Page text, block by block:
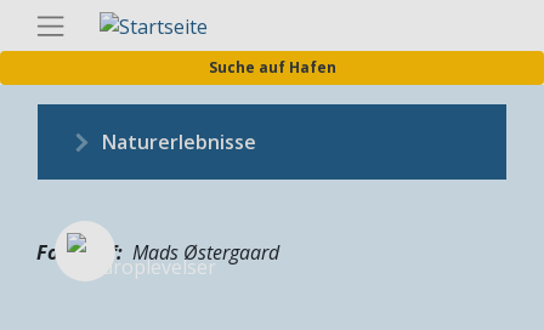
Direkt
zum
Suche auf Hafen
Naturerlebnisse
Fotograf Mads Østergaard